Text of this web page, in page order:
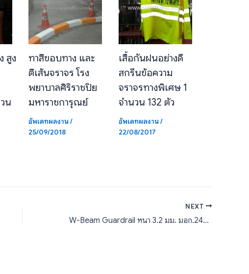
สูง
น
ทาสีขอบทาง และ
ตีเส้นจราจร โรง
พยาบาลศิริราชปิย
มหาราชการุณย์
อัพเดทผลงาน/
25/09/2018
เสื้อกันฝนอย่างดี
สกรีนข้อความ
จราจรทางพิเศษ 1
จำนวน 132 ตัว
อัพเดทผลงาน/
22/08/2017
NEXT
W-Beam Guardrail หนา 3.2 มม. มอก.248-2531 ศูนย์สร้างทางหล่มสัก